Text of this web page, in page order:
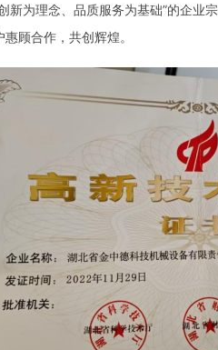
为理念、品质服务为基础”的企业
顾合作，共创辉煌。